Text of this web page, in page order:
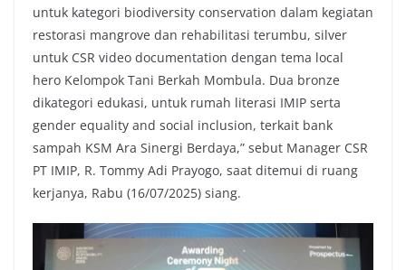
untuk kategori biodiversity conservation dalam kegiatan
restorasi mangrove dan rehabilitasi terumbu, silver
untuk CSR video documentation dengan tema local
hero Kelompok Tani Berkah Mombula. Dua bronze
dikategori edukasi, untuk rumah literasi IMIP serta
gender equality and social inclusion, terkait bank
sampah KSM Ara Sinergi Berdaya,” sebut Manager CSR
PT IMIP, R. Tommy Adi Prayogo, saat ditemui di ruang
kerjanya, Rabu (16/07/2025) siang.